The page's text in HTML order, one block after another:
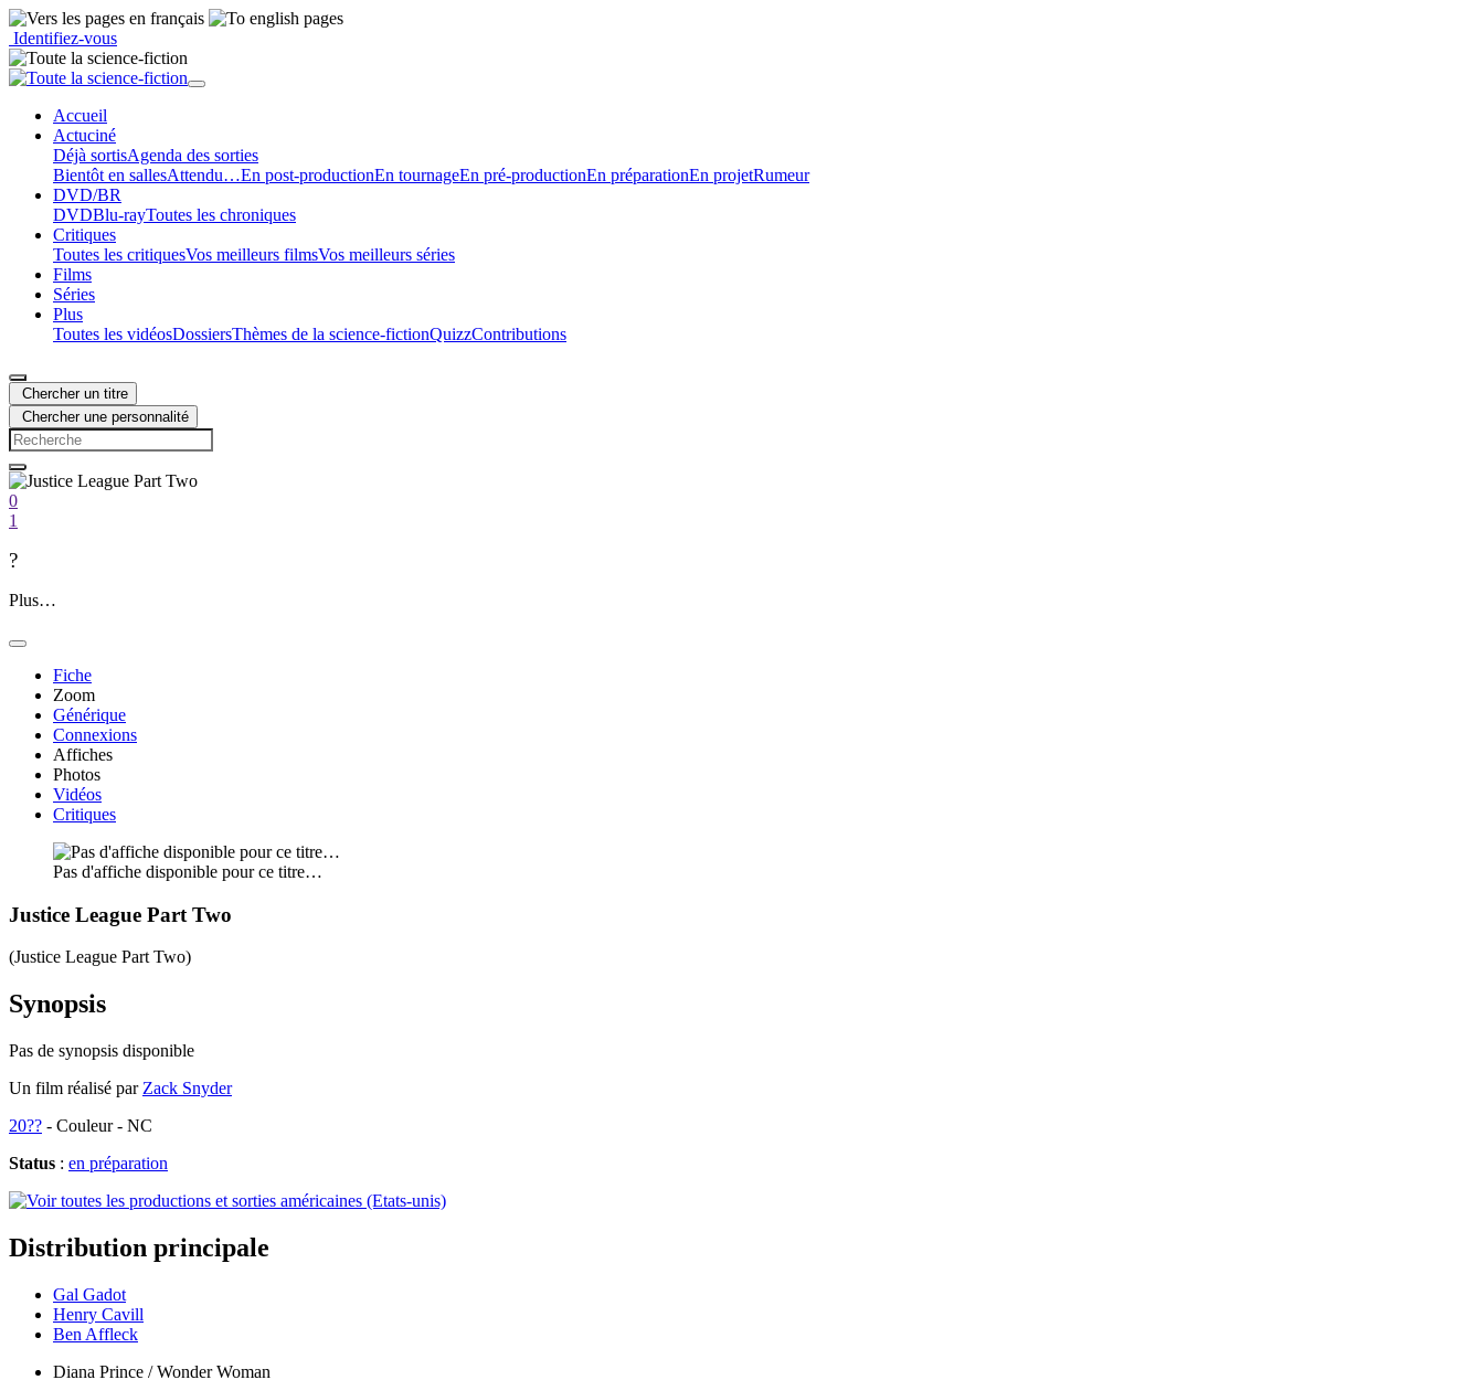
Identifiez-vous
Accueil
Actuciné
Déjà sortisAgenda des sorties
Bientôt en sallesAttendu…En post-productionEn tournageEn pré-productionEn préparationEn projetRumeur
DVD/BR
DVDBlu-rayToutes les chroniques
Critiques
Toutes les critiquesVos meilleurs filmsVos meilleurs séries
Films
Séries
Plus
Toutes les vidéosDossiersThèmes de la science-fictionQuizzContributions
Chercher un titre
Chercher une personnalité
0
1
?
Plus…
Fiche
Zoom
Générique
Connexions
Affiches
Photos
Vidéos
Critiques
Pas d'affiche disponible pour ce titre…
Justice League Part Two
(Justice League Part Two)
Synopsis
Pas de synopsis disponible
Un film réalisé par Zack Snyder
20?? - Couleur - NC
Status : en préparation
Distribution principale
Gal Gadot
Henry Cavill
Ben Affleck
Diana Prince / Wonder Woman